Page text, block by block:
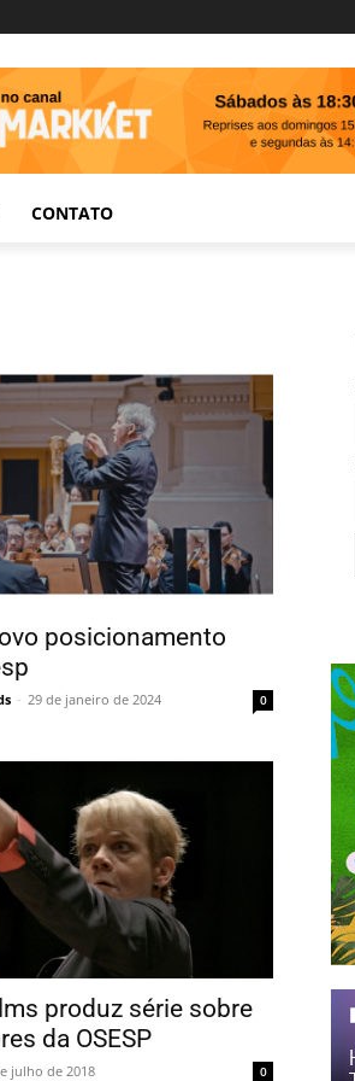
CONTATO
posicionamento
- 29 de janeiro de 2024 0
produz série sobre
da OSESP
julho de 2018 0